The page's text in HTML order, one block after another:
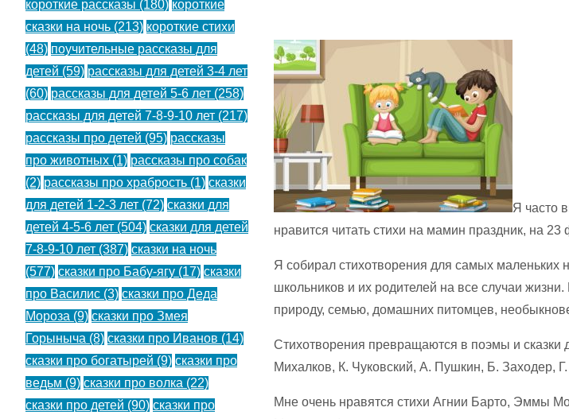
Я часто
нравится читать стихи на мамин праздник, на
Я собирал стихотворения для самых маленьких
школьников и их родителей на все случаи
природу, семью, домашних питомцев,
Стихотворения превращаются в поэмы и сказки
Михалков, К. Чуковский, А. Пушкин, Б. Заходер,
Мне очень нравятся стихи Агнии Барто, Эммы
короткие рассказы (180) короткие
сказки на ночь (213) короткие стихи
(48) поучительные рассказы для
детей (59) рассказы для детей 3-4 лет
(60) рассказы для детей 5-6 лет (258)
рассказы для детей 7-8-9-10 лет (217)
рассказы про детей (95) рассказы
про животных (1) рассказы про собак
(2) рассказы про храбрость (1) сказки
для детей 1-2-3 лет (72) сказки для
детей 4-5-6 лет (504) сказки для детей
7-8-9-10 лет (387) сказки на ночь
(577) сказки про Бабу-ягу (17) сказки
про Василис (3) сказки про Деда
Мороза (9) сказки про Змея
Горыныча (8) сказки про Иванов (14)
сказки про богатырей (9) сказки про
ведьм (9) сказки про волка (22)
сказки про детей (90) сказки про